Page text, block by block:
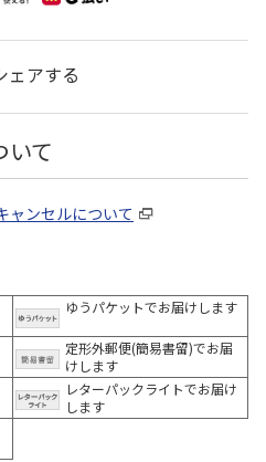
ェアする
いて
ャンセルについて
ゆうパケットでお届けします
定形外郵便(簡易書留)でお届
けします
レターパックライトでお届け
します